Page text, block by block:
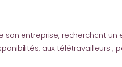
entreprise, recherchant
aux télétravailleurs ;